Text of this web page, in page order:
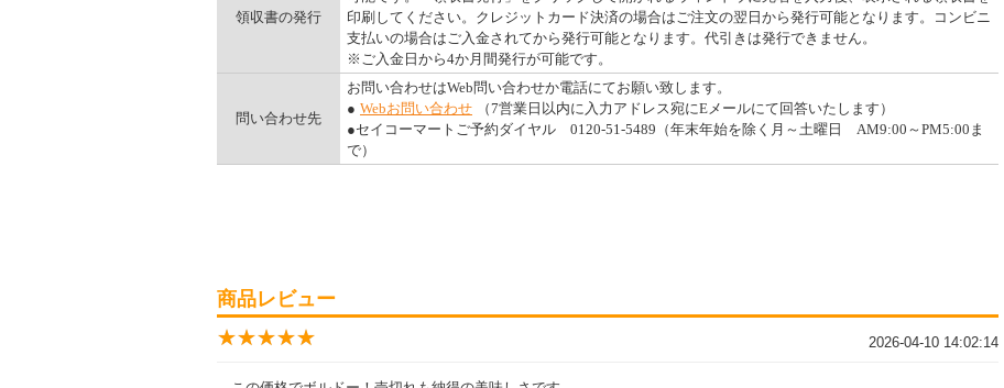
領収書の発行
印刷してください。クレジットカード決済の場合はご注文の翌日から発行可能となります。コンビニ
支払いの場合はご入金されてから発行可能となります。代引きは発行できません。
※ご入金日から4か月間発行が可能です。
問い合わせ先
お問い合わせはWeb問い合わせか電話にてお願い致します。
● Webお問い合わせ
（7営業日以内に入力アドレス宛にEメールにて回答いたします）
●セイコーマートご予約ダイヤル 0120-51-5489（年末年始を除く月～土曜日 AM9:00～PM5:00ま
で）
商品レビュー
★★★★★
★★★★★ 2026-04-10 14:02:14